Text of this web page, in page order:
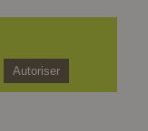
Autoriser